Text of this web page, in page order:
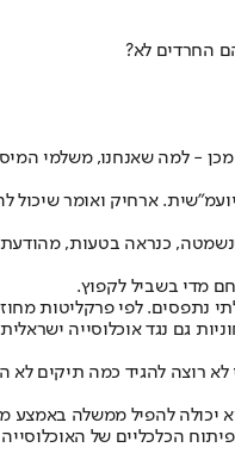
יתרה מכן - למה שאנחנו, משלמי
ארחיק ואומר
כנראה בטעות,
מדי בשביל לקפוץ.
נתפסים. לפי פרקליטות
גם נגד אוכלוסייה
רוצה להגיד כמה תיקים לא
יכולה להפיל ממשלה
לקידום הצמיחה והפיתוח הכלכליים